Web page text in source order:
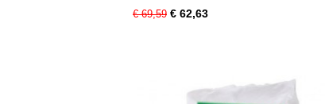
€ 69,59 € 62,63